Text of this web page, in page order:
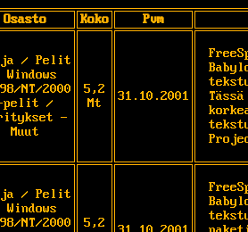
Osasto Koko Pvm
/ Pelit
NT/2000
pelit /
-
Muut
5,2
Mt
31.10.2001
/ Pelit
NT/2000
5,2